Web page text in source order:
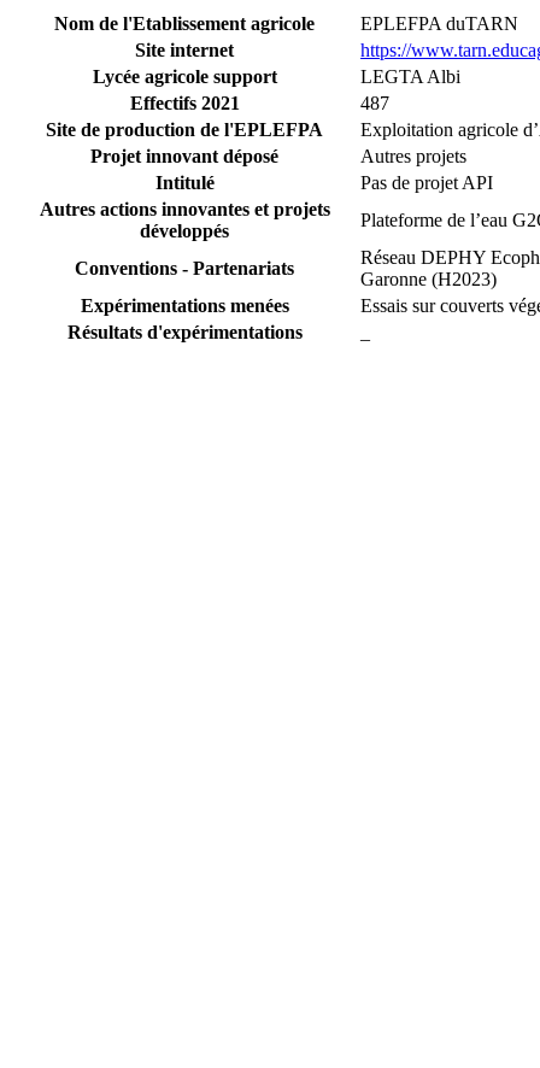
Nom de l'Etablissement agricole
EPLEFPA duTARN
Site internet
https://
Lycée agricole support
LEGTA Albi
Effectifs 2021
487
Site de production de l'EPLEFPA
Exploitation agricole
Projet innovant déposé
Autres projets
Intitulé
Pas de projet API
Autres actions innovantes et projets
développés
Plateforme de l’eau
Conventions - Partenariats
Réseau DEPHY
Garonne (H2023)
Expérimentations menées
Essais sur couverts
Résultats d'expérimentations